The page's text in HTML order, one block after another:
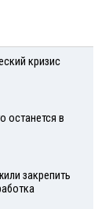
кризис
останется в
закрепить